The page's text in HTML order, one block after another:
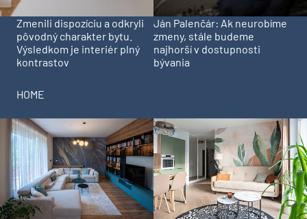
Zmenili dispozíciu a odkryli
pôvodný charakter bytu.
Výsledkom je interiér plný
kontrastov
Ján Palenčár: Ak neurobíme
zmeny, stále budeme
najhorší v dostupnosti
bývania
HOME